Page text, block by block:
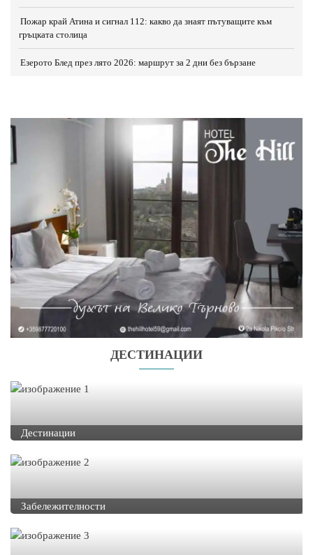
Пожар край Атина и сигнал 112: какво да знаят пътуващите към
гръцката столица
Езерото Блед през лято 2026: маршрут за 2 дни без бързане
ДЕСТИНАЦИИ
Дестинации
Забележителности